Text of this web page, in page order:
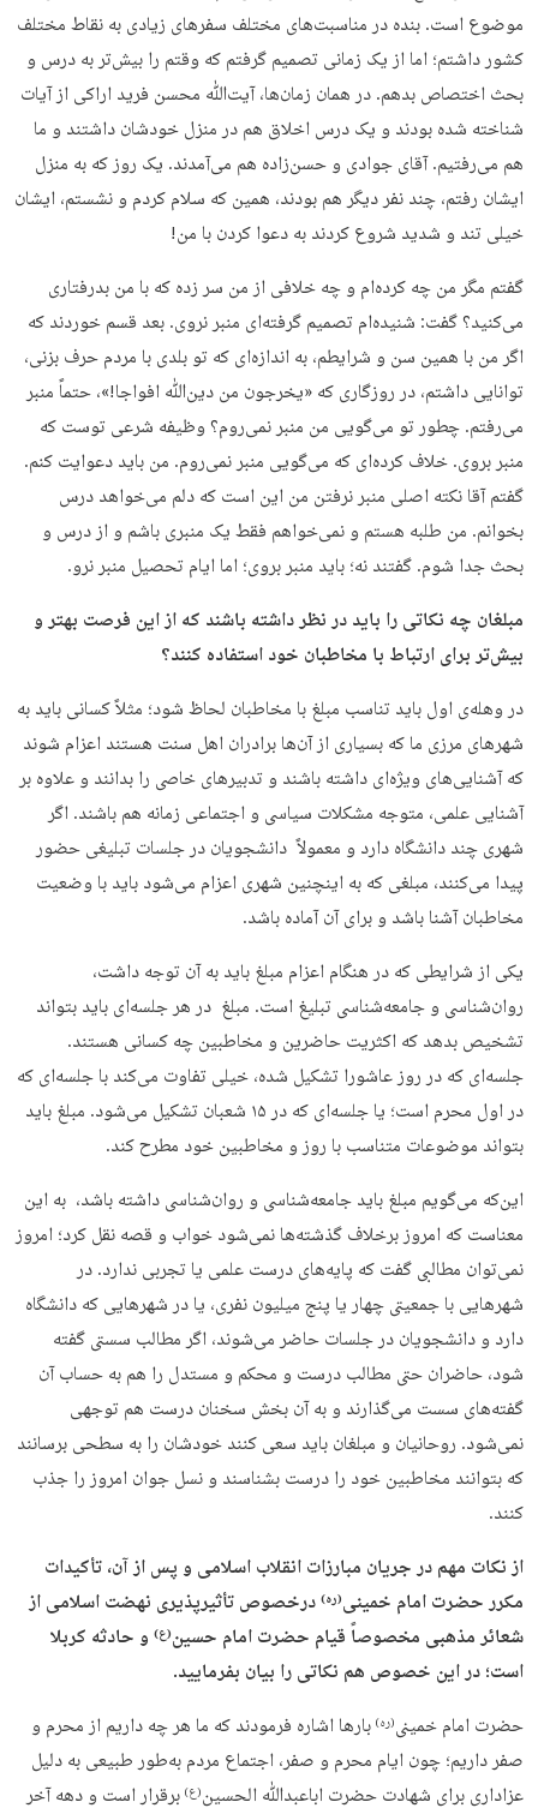
موضوع است. بنده در مناسبت‌های مختلف سفرهای زیادی به نقاط مختلف
کشور داشتم؛ اما از یک زمانی تصمیم گرفتم که وقتم را بیش‌تر به درس و
بحث اختصاص بدهم. در همان زمان‌ها، آیت‌ﷲ محسن فرید اراکی از آیات
شناخته شده بودند و یک درس اخلاق هم در منزل خودشان داشتند و ما
هم می‌رفتیم. آقای جوادی و حسن‌زاده هم می‌آمدند. یک روز که به منزل
ایشان رفتم، چند نفر دیگر هم بودند، همین که سلام کردم و نشستم، ایشان
خیلی تند و شدید شروع کردند به دعوا کردن با من!
گفتم مگر من چه کرده‌ام و چه خلافی از من سر زده که با من بدرفتاری
می‌کنید؟ گفت: شنیده‌ام تصمیم گرفته‌ای منبر نروی. بعد قسم خوردند که
اگر من با همین سن و شرایطم، به اندازه‌ای که تو بلدی با مردم حرف بزنی،
توانایی داشتم، در روزگاری که «یخرجون من دین‌ﷲ افواجا!»، حتماً منبر
می‌رفتم. چطور تو می‌گویی من منبر نمی‌روم؟ وظیفه شرعی توست که
منبر بروی. خلاف کرده‌ای که می‌گویی منبر نمی‌روم. من باید دعوایت کنم.
گفتم آقا نکته اصلی منبر نرفتن من این است که دلم می‌خواهد درس
بخوانم. من طلبه هستم و نمی‌خواهم فقط یک منبری باشم و از درس و
بحث جدا شوم. گفتند نه؛ باید منبر بروی؛ اما ایام تحصیل منبر نرو.
مبلغان چه نکاتی را باید در نظر داشته باشند که از این فرصت بهتر و
بیش‌تر برای ارتباط با مخاطبان خود استفاده کنند؟
در وهله‌ی اول باید تناسب مبلغ با مخاطبان لحاظ شود؛ مثلاً کسانی باید به
شهرهای مرزی ما که بسیاری از آن‌ها برادران اهل سنت هستند اعزام شوند
که آشنایی‌های ویژه‌ای داشته باشند و تدبیرهای خاصی را بدانند و علاوه بر
آشنایی علمی، متوجه مشکلات سیاسی و اجتماعی زمانه هم باشند. اگر
شهری چند دانشگاه دارد و معمولاً دانشجویان در جلسات تبلیغی حضور
پیدا می‌کنند، مبلغی که به اینچنین شهری اعزام می‌شود باید با وضعیت
مخاطبان آشنا باشد و برای آن آماده باشد.
یکی از شرایطی که در هنگام اعزام مبلغ باید به آن توجه داشت،
روان‌شناسی و جامعه‌شناسی تبلیغ است. مبلغ در هر جلسه‌ای باید بتواند
تشخیص بدهد که اکثریت حاضرین و مخاطبین‌ چه کسانی هستند.
جلسه‌ای که در روز عاشورا تشکیل شده، خیلی تفاوت می‌کند با جلسه‌ای که
در اول محرم است؛ یا جلسه‌ای که در ۱۵ شعبان تشکیل می‌شود. مبلغ باید
بتواند موضوعات متناسب با روز و مخاطبین خود مطرح کند.
این‌که می‌گویم مبلغ باید جامعه‌شناسی و روان‌شناسی داشته باشد، به این
معناست که امروز برخلاف گذشته‌ها نمی‌شود خواب و قصه نقل کرد؛ امروز
نمی‌توان مطالبی گفت که پایه‌های درست علمی یا تجربی ندارد. در
شهرهایی با جمعیتی چهار یا پنج میلیون نفری، یا در شهرهایی که دانشگاه
دارد و دانشجویان در جلسات حاضر می‌شوند، اگر مطالب سستی گفته
شود، حاضران حتی مطالب درست و محکم و مستدل را هم به حساب آن
گفته‌های سست می‌گذارند و به آن بخش سخنان درست هم توجهی
نمی‌شود. روحانیان و مبلغان باید سعی کنند خودشان را به سطحی برسانند
که بتوانند مخاطبین خود را درست بشناسند و نسل جوان امروز را جذب
کنند.
از نکات مهم در جریان مبارزات انقلاب اسلامی و پس از آن، تأکیدات
مکرر حضرت امام خمینی(ره) درخصوص تأثیرپذیری نهضت اسلامی از
شعائر مذهبی مخصوصاً قیام حضرت امام حسین(ع) و حادثه کربلا
است؛ در این خصوص هم نکاتی را بیان بفرمایید.
حضرت امام خمینی(ره) بارها اشاره فرمودند که ما هر چه داریم از محرم و
صفر داریم؛ چون ایام محرم و صفر، اجتماع مردم به‌طور طبیعی به دلیل
عزاداری برای شهادت حضرت اباعبدﷲ الحسین(ع) برقرار است و دهه آخر